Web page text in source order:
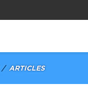
ARTICLES